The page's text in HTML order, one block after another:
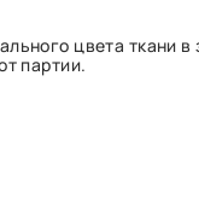
цвета ткани в
партии.